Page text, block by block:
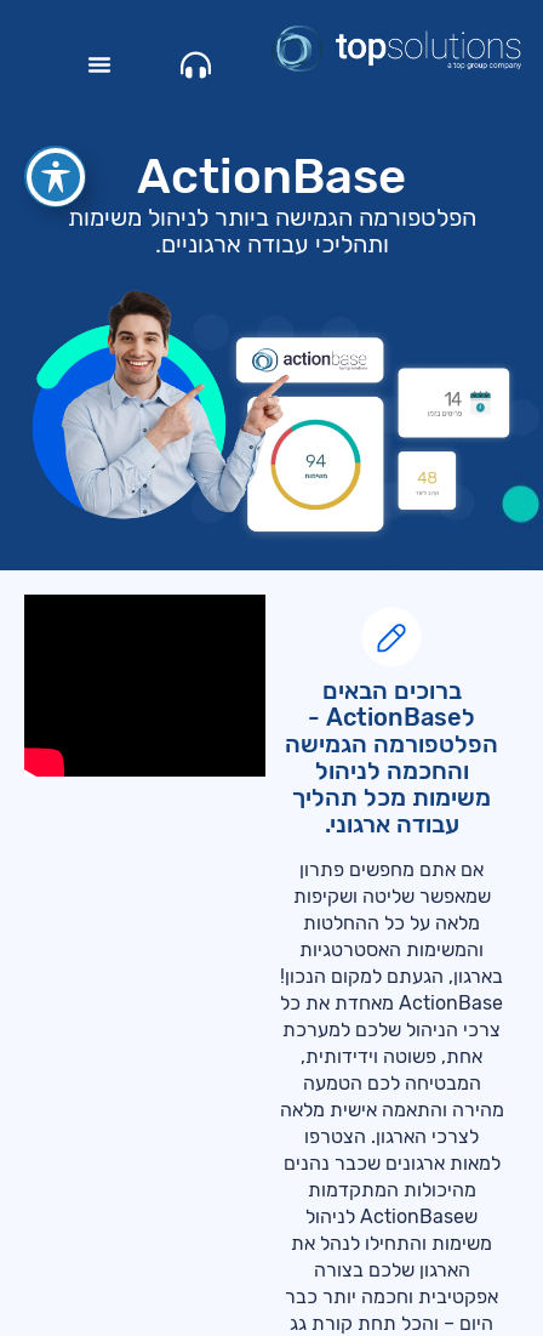
ActionBase
הפלטפורמה הגמישה ביותר לניהול משימות
ותהליכי עבודה ארגוניים.
ברוכים הבאים
לActionBase -
הפלטפורמה הגמישה
והחכמה לניהול
משימות מכל תהליך
עבודה ארגוני.
אם אתם מחפשים פתרון
שמאפשר שליטה ושקיפות
מלאה על כל ההחלטות
והמשימות האסטרטגיות
בארגון, הגעתם למקום הנכון!
ActionBase מאחדת את כל
צרכי הניהול שלכם למערכת
אחת, פשוטה וידידותית,
המבטיחה לכם הטמעה
מהירה והתאמה אישית מלאה
לצרכי הארגון. הצטרפו
למאות ארגונים שכבר נהנים
מהיכולות המתקדמות
שActionBase לניהול
משימות והתחילו לנהל את
הארגון שלכם בצורה
אפקטיבית וחכמה יותר כבר
היום – והכל תחת קורת גג